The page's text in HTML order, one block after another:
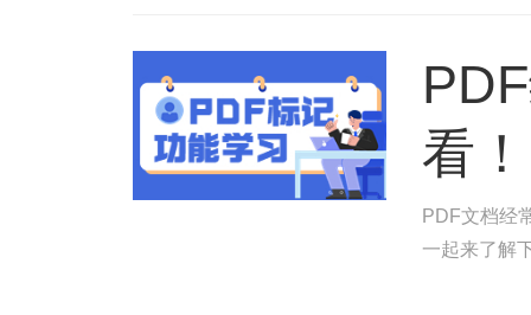
看！
PDF文档经
一起来了解